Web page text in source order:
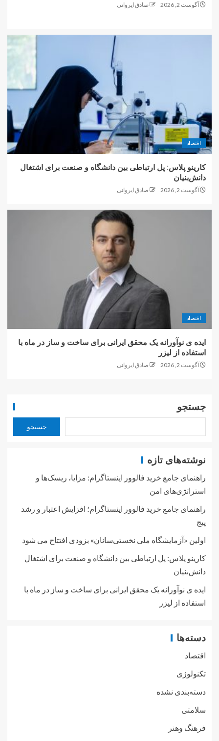
آگوست 2, 2026 صادق ایروانی
اقتصاد
کارینو پلاس: پل ارتباطی بین دانشگاه و صنعت برای اشتغال
دانش‌بنیان
آگوست 2, 2026 صادق ایروانی
اقتصاد
ایده ی نوآورانه یک محقق ایرانی برای ساخت و ساز در ماه با
استفاده از لیزر
آگوست 2, 2026 صادق ایروانی
جستجو
جستجو
نوشته‌های تازه
راهنمای جامع خرید فالوور اینستاگرام: مزایا، ریسک‌ها و
استراتژی‌های امن
راهنمای جامع خرید فالوور اینستاگرام؛ افزایش اعتبار و رشد
پیج
اولین «آزمایشگاه ملی نخستی‌سانان» بزودی افتتاح می شود
کارینو پلاس: پل ارتباطی بین دانشگاه و صنعت برای اشتغال
دانش‌بنیان
ایده ی نوآورانه یک محقق ایرانی برای ساخت و ساز در ماه با
استفاده از لیزر
دسته‌ها
اقتصاد
تکنولوژی
دسته‌بندی نشده
سلامتی
فرهنگ وهنر